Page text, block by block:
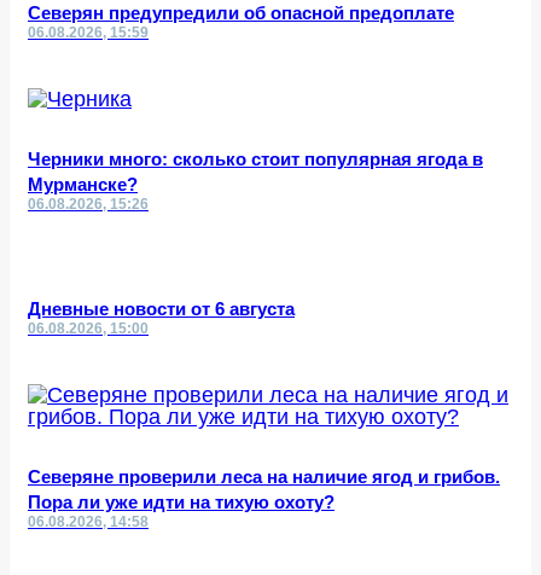
Северян предупредили об опасной предоплате
06.08.2026, 15:59
Черники много: сколько стоит популярная ягода в
Мурманске?
06.08.2026, 15:26
Дневные новости от 6 августа
06.08.2026, 15:00
Северяне проверили леса на наличие ягод и грибов.
Пора ли уже идти на тихую охоту?
06.08.2026, 14:58